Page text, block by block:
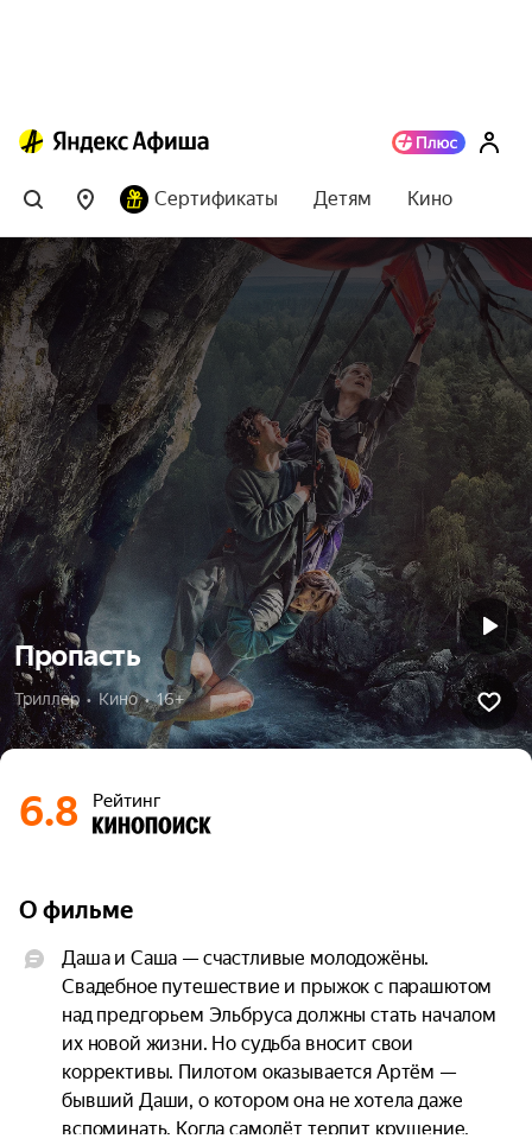
Сертификаты Детям Кино
Пропасть
Триллер  •  Кино  •  16+
6.8 Рейтинг
О фильме
Даша и Саша — счастливые молодожёны.
Свадебное путешествие и прыжок с парашютом
над предгорьем Эльбруса должны стать началом
их новой жизни. Но судьба вносит свои
коррективы. Пилотом оказывается Артём —
бывший Даши, о котором она не хотела даже
вспоминать. Когда самолёт терпит крушение,